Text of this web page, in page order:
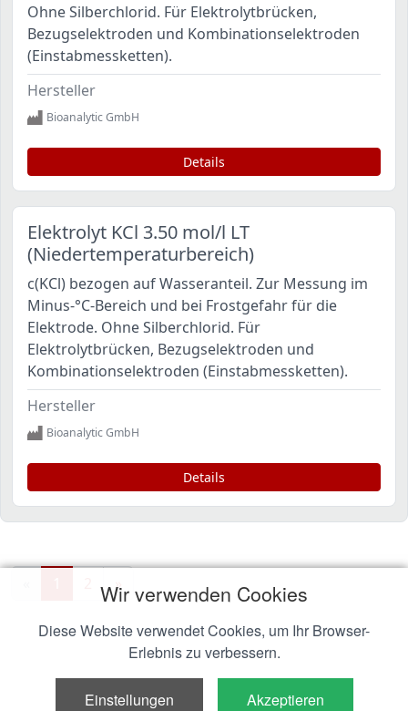
Wir verwenden Cookies
Diese Website verwendet Cookies, um Ihr Browser-
Erlebnis zu verbessern.
Einstellungen Akzeptieren
Ohne Silberchlorid. Für Elektrolytbrücken,
Bezugselektroden und Kombinationselektroden
(Einstabmessketten).
Hersteller
Bioanalytic GmbH
Details
Elektrolyt KCl 3.50 mol/l LT
(Niedertemperaturbereich)
c(KCl) bezogen auf Wasseranteil. Zur Messung im
Minus-°C-Bereich und bei Frostgefahr für die
Elektrode. Ohne Silberchlorid. Für
Elektrolytbrücken, Bezugselektroden und
Kombinationselektroden (Einstabmessketten).
Hersteller
Bioanalytic GmbH
Details
»